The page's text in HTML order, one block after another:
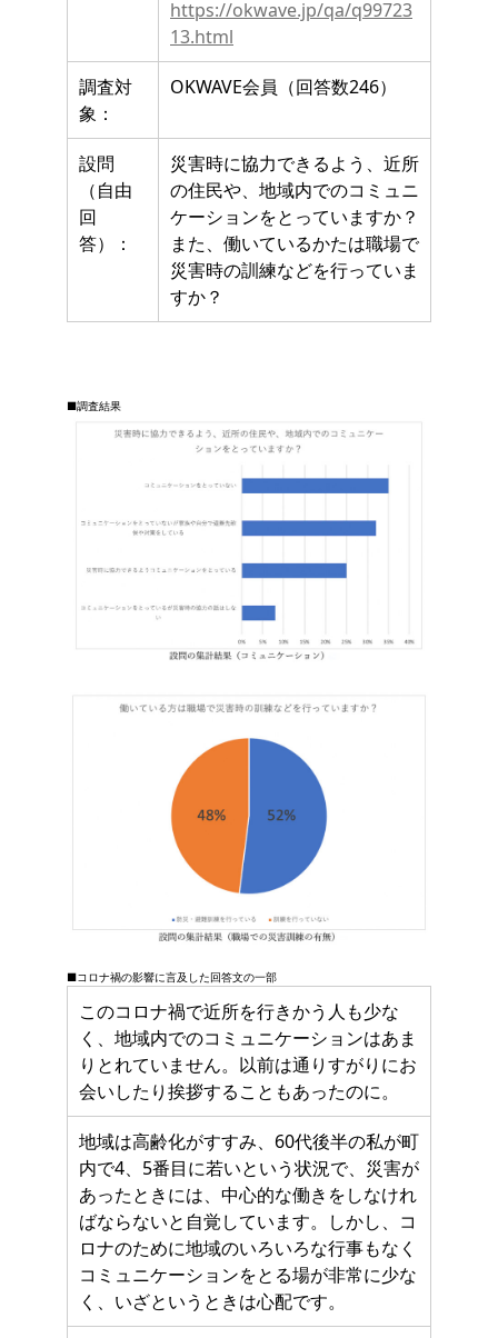
https://okwave.jp/qa/q99723
13.html
調査対
象：
OKWAVE会員（回答数246）
設問
（自由
回
答）：
災害時に協力できるよう、近所
の住民や、地域内でのコミュニ
ケーションをとっていますか？
また、働いているかたは職場で
災害時の訓練などを行っていま
すか？
■調査結果
■コロナ禍の影響に言及した回答文の一部
このコロナ禍で近所を行きかう人も少な
く、地域内でのコミュニケーションはあま
りとれていません。以前は通りすがりにお
会いしたり挨拶することもあったのに。
地域は高齢化がすすみ、60代後半の私が町
内で4、5番目に若いという状況で、災害が
あったときには、中心的な働きをしなけれ
ばならないと自覚しています。しかし、コ
ロナのために地域のいろいろな行事もなく
コミュニケーションをとる場が非常に少な
く、いざというときは心配です。